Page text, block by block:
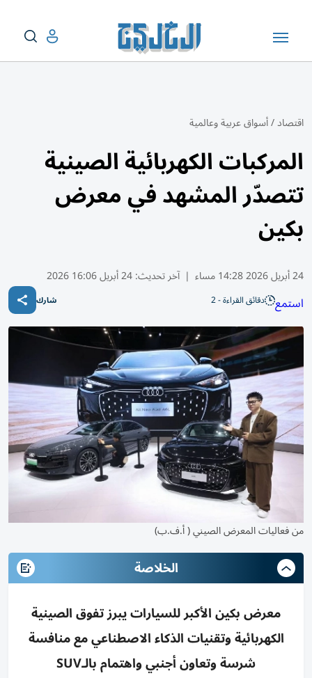
اقتصاد/أسواق عربية وعالمية
المركبات الكهربائية الصينية
تتصدّر المشهد في معرض
بكين
24 أبريل 2026 14:28 مساء | آخر تحديث:24 أبريل 16:06 2026
استمع دقائق القراءة - 2 شارك
من فعاليات المعرض الصيني ( أ.ف.ب)
الخلاصة
معرض بكين الأكبر للسيارات يبرز تفوق الصينية
الكهربائية وتقنيات الذكاء الاصطناعي مع منافسة
شرسة وتعاون أجنبي واهتمام بالـSUV